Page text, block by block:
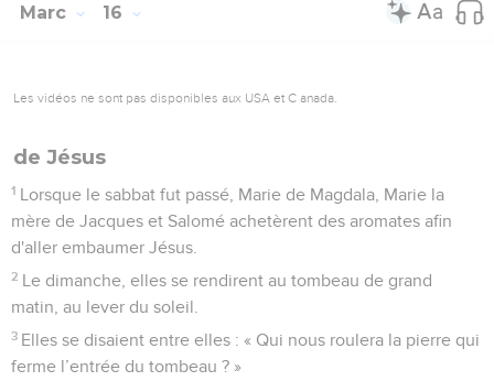
Marc 16
Les vidéos ne sont pas disponibles aux USA et C anada.
de Jésus
1 Lorsque le sabbat fut passé, Marie de Magdala, Marie la
mère de Jacques et Salomé achetèrent des aromates afin
d'aller embaumer Jésus.
2 Le dimanche, elles se rendirent au tombeau de grand
matin, au lever du soleil.
3 Elles se disaient entre elles : « Qui nous roulera la pierre qui
ferme l’entrée du tombeau ? »